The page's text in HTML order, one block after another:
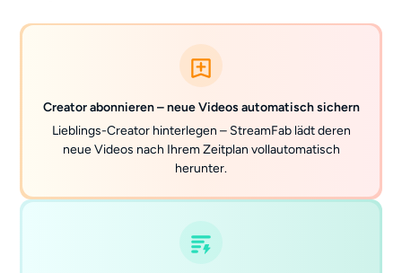
Creator abonnieren – neue Videos automatisch sichern
Lieblings-Creator hinterlegen – StreamFab lädt deren
neue Videos nach Ihrem Zeitplan vollautomatisch
herunter.